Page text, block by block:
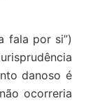
fala por si”)
danoso é
ocorreria